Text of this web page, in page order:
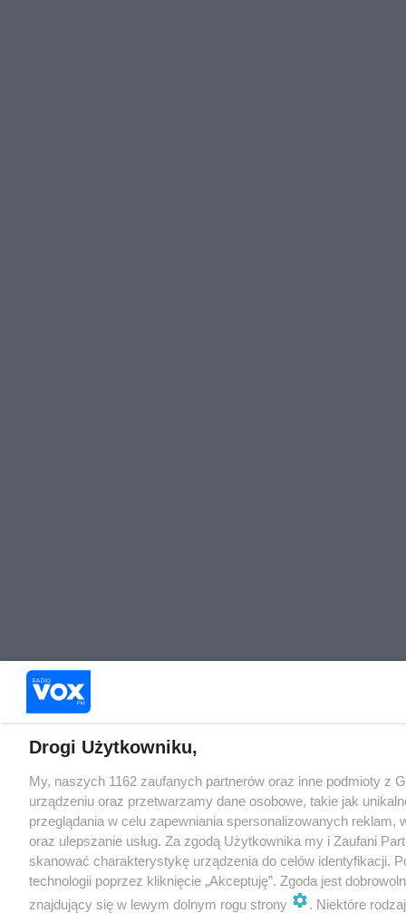
Drogi Użytkowniku,
My, naszych 1162 zaufanych partnerów oraz inne podmioty z
urządzeniu oraz przetwarzamy dane osobowe, takie jak
przeglądania w celu zapewniania spersonalizowanych
oraz ulepszanie usług. Za zgodą Użytkownika my i Zaufani
skanować charakterystykę urządzenia do celów identyfikacji.
technologii poprzez kliknięcie „Akceptuję”. Zgoda jest
znajdujący się w lewym dolnym rogu strony
. Niektóre